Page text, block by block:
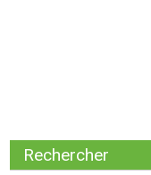
Rechercher